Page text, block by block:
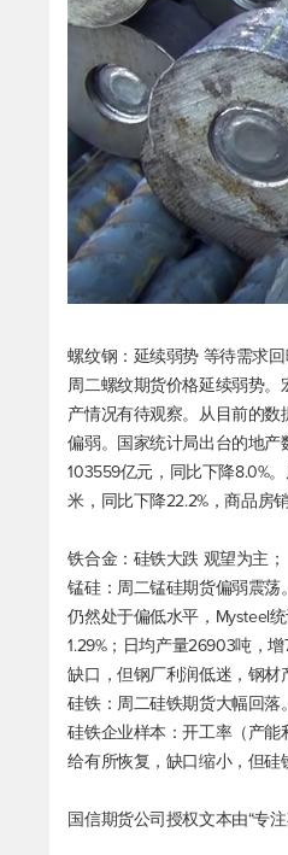
螺纹钢：延续弱势 等待需求回
周二螺纹期货价格延续弱势
产情况有待观察。从目前的
偏弱。国家统计局出台的地
103559亿元，同比下降8.0%
米，同比下降22.2%，商品房
铁合金：硅铁大跌 观望为主；
锰硅：周二锰硅期货偏弱震
仍然处于偏低水平，Mysteel
1.29%；日均产量26903吨，
缺口，但钢厂利润低迷，钢材
硅铁：周二硅铁期货大幅回落
硅铁企业样本：开工率（产能
给有所恢复，缺口缩小，但硅
国信期货公司授权文本由“专